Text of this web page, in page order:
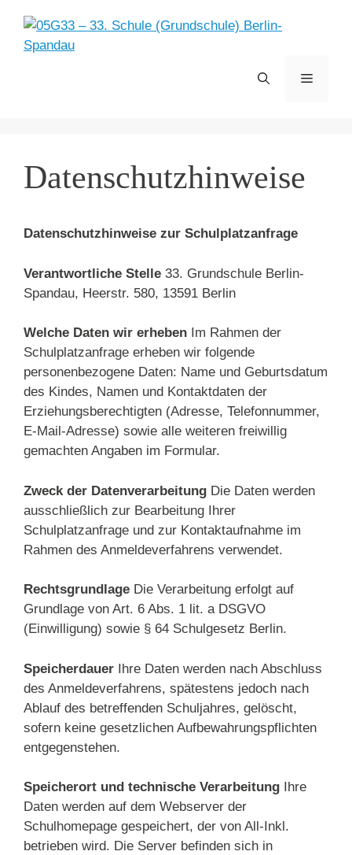
Inhalt
springen
Menü
Datenschutzhinweise
Datenschutzhinweise zur Schulplatzanfrage
Verantwortliche Stelle 33. Grundschule Berlin-
Spandau, Heerstr. 580, 13591 Berlin
Welche Daten wir erheben Im Rahmen der
Schulplatzanfrage erheben wir folgende
personenbezogene Daten: Name und Geburtsdatum
des Kindes, Namen und Kontaktdaten der
Erziehungsberechtigten (Adresse, Telefonnummer,
E-Mail-Adresse) sowie alle weiteren freiwillig
gemachten Angaben im Formular.
Zweck der Datenverarbeitung Die Daten werden
ausschließlich zur Bearbeitung Ihrer
Schulplatzanfrage und zur Kontaktaufnahme im
Rahmen des Anmeldeverfahrens verwendet.
Rechtsgrundlage Die Verarbeitung erfolgt auf
Grundlage von Art. 6 Abs. 1 lit. a DSGVO
(Einwilligung) sowie § 64 Schulgesetz Berlin.
Speicherdauer Ihre Daten werden nach Abschluss
des Anmeldeverfahrens, spätestens jedoch nach
Ablauf des betreffenden Schuljahres, gelöscht,
sofern keine gesetzlichen Aufbewahrungspflichten
entgegenstehen.
Speicherort und technische Verarbeitung Ihre
Daten werden auf dem Webserver der
Schulhomepage gespeichert, der von All-Inkl.
betrieben wird. Die Server befinden sich in